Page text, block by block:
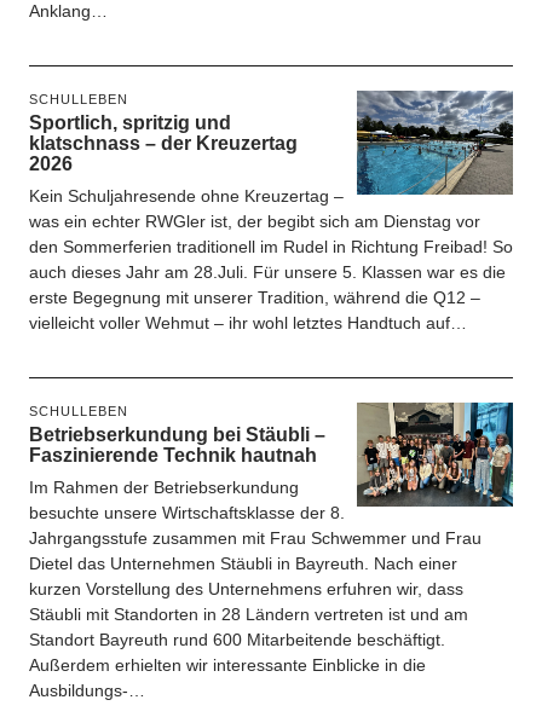
Anklang…
SCHULLEBEN
Sportlich, spritzig und
klatschnass – der Kreuzertag
2026
Kein Schuljahresende ohne Kreuzertag –
was ein echter RWGler ist, der begibt sich am Dienstag vor
den Sommerferien traditionell im Rudel in Richtung Freibad! So
auch dieses Jahr am 28.Juli. Für unsere 5. Klassen war es die
erste Begegnung mit unserer Tradition, während die Q12 –
vielleicht voller Wehmut – ihr wohl letztes Handtuch auf…
SCHULLEBEN
Betriebserkundung bei Stäubli –
Faszinierende Technik hautnah
Im Rahmen der Betriebserkundung
besuchte unsere Wirtschaftsklasse der 8.
Jahrgangsstufe zusammen mit Frau Schwemmer und Frau
Dietel das Unternehmen Stäubli in Bayreuth. Nach einer
kurzen Vorstellung des Unternehmens erfuhren wir, dass
Stäubli mit Standorten in 28 Ländern vertreten ist und am
Standort Bayreuth rund 600 Mitarbeitende beschäftigt.
Außerdem erhielten wir interessante Einblicke in die
Ausbildungs-…